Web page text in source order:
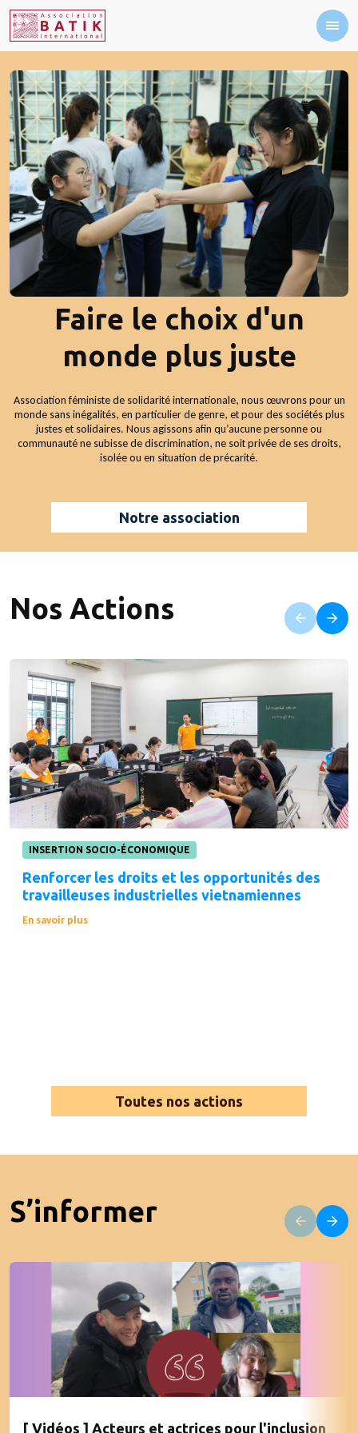
Faire le choix d'un
monde plus juste
Association féministe de solidarité internationale, nous œuvrons pour un
monde sans inégalités, en particulier de genre, et pour des sociétés plus
justes et solidaires. Nous agissons afin qu’aucune personne ou
communauté ne subisse de discrimination, ne soit privée de ses droits,
isolée ou en situation de précarité.
Notre association
Nos Actions
INSERTION SOCIO-ÉCONOMIQUE
Renforcer les droits et les opportunités des
travailleuses industrielles vietnamiennes
En savoir plus
Toutes nos actions
S’informer
[ Vidéos ] Acteurs et actrices pour l'inclusion